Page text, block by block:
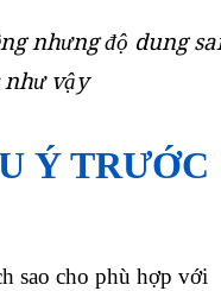
nhưng độ dung
như vậy
Ý TRƯỚC
sao cho phù hợp với